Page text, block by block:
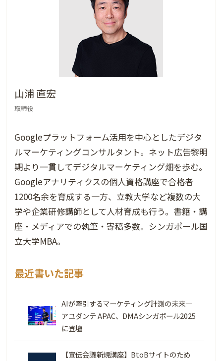
山浦 直宏
取締役
Googleプラットフォーム活用を中心としたデジタ
ルマーケティングコンサルタント。ネット広告黎明
期より一貫してデジタルマーケティング畑を歩む。
Googleアナリティクスの個人資格講座で合格者
1200名余を育成する一方、立教大学など複数の大
学や企業研修講師として人材育成も行う。書籍・講
座・メディアでの執筆・寄稿多数。シンガポール国
立大学MBA。
最近書いた記事
AIが牽引するマーケティング計測の未来―
アユダンテ APAC、DMAシンガポール2025
に登壇
【宣伝会議新規講座】BtoBサイトのため